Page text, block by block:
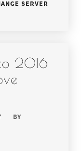
SERVER
2016
BY